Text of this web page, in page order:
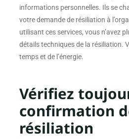
informations personnelles. Ils se
votre demande de résiliation à
utilisant ces services, vous n’avez
détails techniques de la résiliation.
temps et de l’énergie.
Vérifiez
confirmation
résiliation